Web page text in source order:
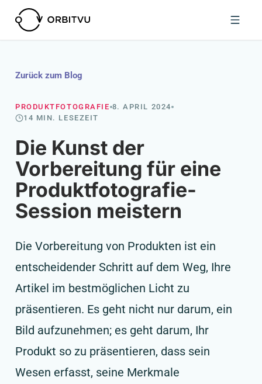
Zurück zum Blog
PRODUKTFOTOGRAFIE 8. APRIL 2024
14 MIN. LESEZEIT
Die Kunst der
Vorbereitung für eine
Produktfotografie-
Session meistern
Die Vorbereitung von Produkten ist ein
entscheidender Schritt auf dem Weg, Ihre
Artikel im bestmöglichen Licht zu
präsentieren. Es geht nicht nur darum, ein
Bild aufzunehmen; es geht darum, Ihr
Produkt so zu präsentieren, dass sein
Wesen erfasst, seine Merkmale